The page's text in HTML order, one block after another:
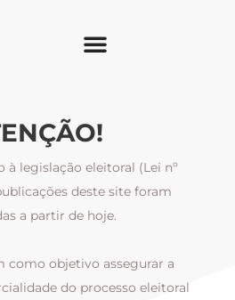
legislação eleitoral (Lei nº
deste site foram
a partir de hoje.
como objetivo assegurar a
do processo eleitoral